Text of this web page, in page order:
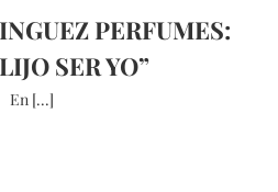
PERFUMES:
SER YO”
En [...]